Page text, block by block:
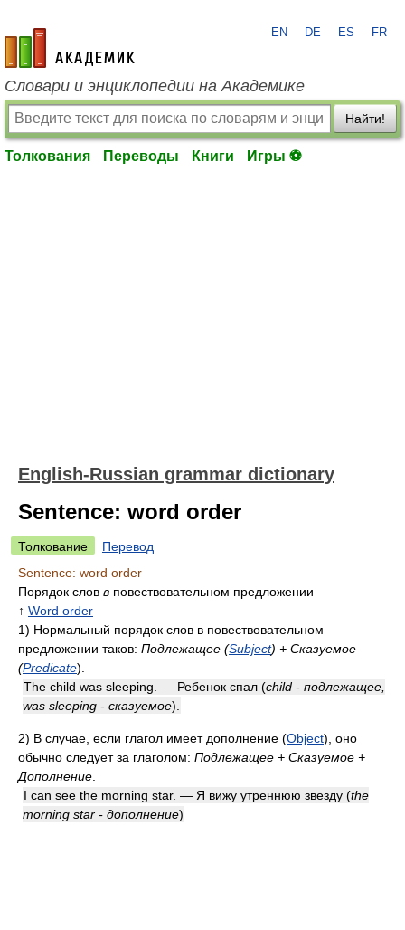
academic.ru
EN DE ES FR
Словари и энциклопедии на Академике
Найти!
Толкования Переводы Книги Игры ⚽
English-Russian grammar dictionary
Sentence: word order
Толкование
Перевод
Sentence: word order
Порядок слов в повествовательном предложении
↑ Word order
1) Нормальный порядок слов в повествовательном
предложении таков: Подлежащее (Subject) + Сказуемое
(Predicate).
The child was sleeping. — Ребенок спал (child - подлежащее,
was sleeping - сказуемое)
2) В случае, если глагол имеет дополнение (Object), оно
обычно следует за глаголом: Подлежащее + Сказуемое +
Дополнение
I can see the morning star. — Я вижу утреннюю звезду (the
morning star - дополнение)